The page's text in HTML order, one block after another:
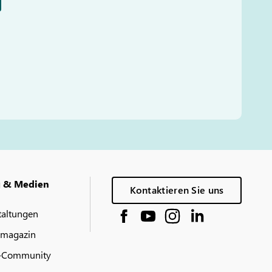
& Medien
Community
Kontaktieren Sie uns